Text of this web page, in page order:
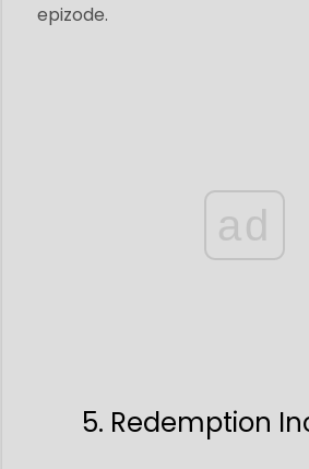
epizode.
ad
5. Redemption